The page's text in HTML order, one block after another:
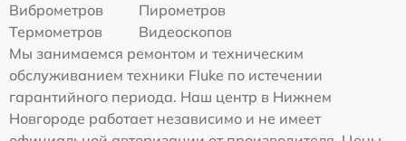
Виброметров
Пирометров
Термометров
Видеоскопов
Мы занимаемся ремонтом и техническим
обслуживанием техники Fluke по истечении
гарантийного периода. Наш центр в Нижнем
Новгороде работает независимо и не имеет